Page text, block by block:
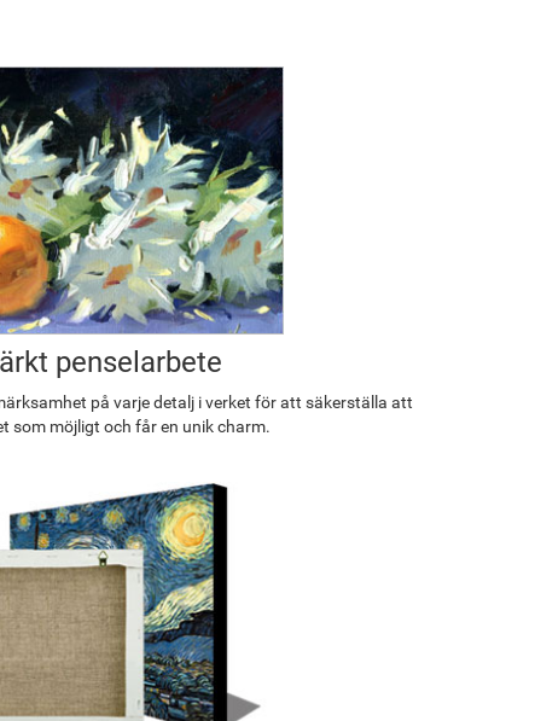
penselarbete
på varje detalj i verket för att säkerställa att
som möjligt och får en unik charm.